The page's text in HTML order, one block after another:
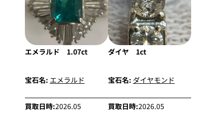
エメラルド 1.07ct
宝石名: エメラルド
買取日時:2026.05
ダイヤ 1ct
宝石名: ダイヤモンド
買取日時:2026.05